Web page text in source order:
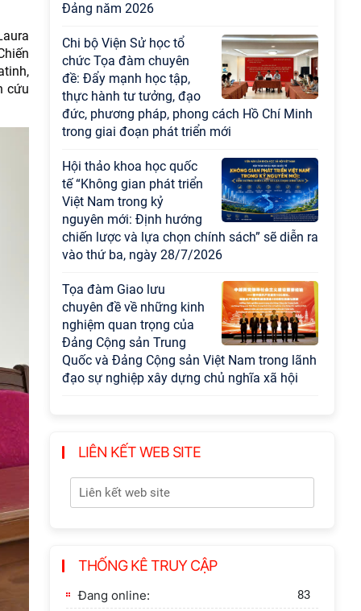
cứu
Đảng năm 2026
Chi bộ Viện Sử học tổ
chức Tọa đàm chuyên
đề: Đẩy mạnh học tập,
thực hành tư tưởng, đạo
đức, phương pháp, phong cách Hồ Chí Minh
trong giai đoạn phát triển mới
Hội thảo khoa học quốc
tế “Không gian phát triển
Việt Nam trong kỷ
nguyên mới: Định hướng
chiến lược và lựa chọn chính sách” sẽ diễn ra
vào thứ ba, ngày 28/7/2026
Tọa đàm Giao lưu
chuyên đề về những kinh
nghiệm quan trọng của
Đảng Cộng sản Trung
Quốc và Đảng Cộng sản Việt Nam trong lãnh
đạo sự nghiệp xây dựng chủ nghĩa xã hội
Việt Nam làm việc với
Chương trình khoa học và công nghệ trọng
điểm cấp Bộ
tế Việt Nam 6 tháng đầu
năm 2026: Thách thức,
động lực và triển vọng
phát triển"
LIÊN KẾT WEB SITE
THỐNG KÊ TRUY CẬP
Đang online: 83